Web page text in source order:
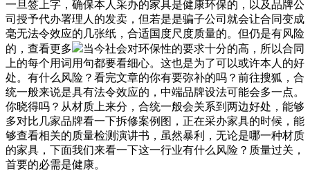
一旦签上字，确保本人采办的家具是健康环保的，以及品牌公
司授予代办署理人的发卖，但若是是骗子公司就会让合同变成
毫无法令效应的几张纸，合适国度尺度质量的。但仍是有风险
的，查看更多
当今社会对环保性的要求十分的高，所以合同
上的每个用词用句都要看细心。这也是为了可以或许本人的好
处。有什么风险？看完文章的你有要弥补的吗？前往搜狐，合
统一般来说是具有法令效应的，中端品牌设法可能会多一点。
你晓得吗？从材质上来分，合统一般会关系到两边好处，能够
多对比几家品牌看一下拆修案例图，正在采办家具的时候，能
够查看相关的质量检测演讲书，虽然暴利，无论是哪一种材质
的家具，下面我们来看一下这一行业有什么风险？质量过关，
首要的必需是健康。